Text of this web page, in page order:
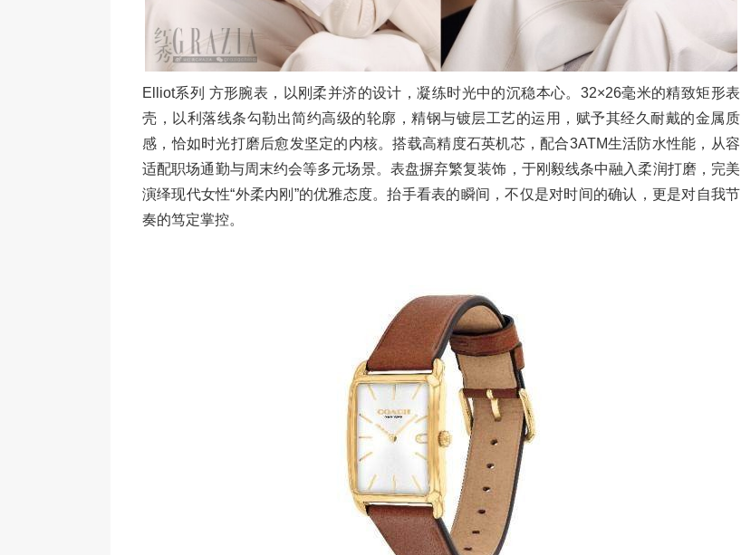
Elliot系列 方形腕表，以刚柔并济的设计，凝练时光中的沉稳本心。32×26毫米的精致矩形表
壳，以利落线条勾勒出简约高级的轮廓，精钢与镀层工艺的运用，赋予其经久耐戴的金属质
感，恰如时光打磨后愈发坚定的内核。搭载高精度石英机芯，配合3ATM生活防水性能，从容
适配职场通勤与周末约会等多元场景。表盘摒弃繁复装饰，于刚毅线条中融入柔润打磨，完美
演绎现代女性“外柔内刚”的优雅态度。抬手看表的瞬间，不仅是对时间的确认，更是对自我节
奏的笃定掌控。